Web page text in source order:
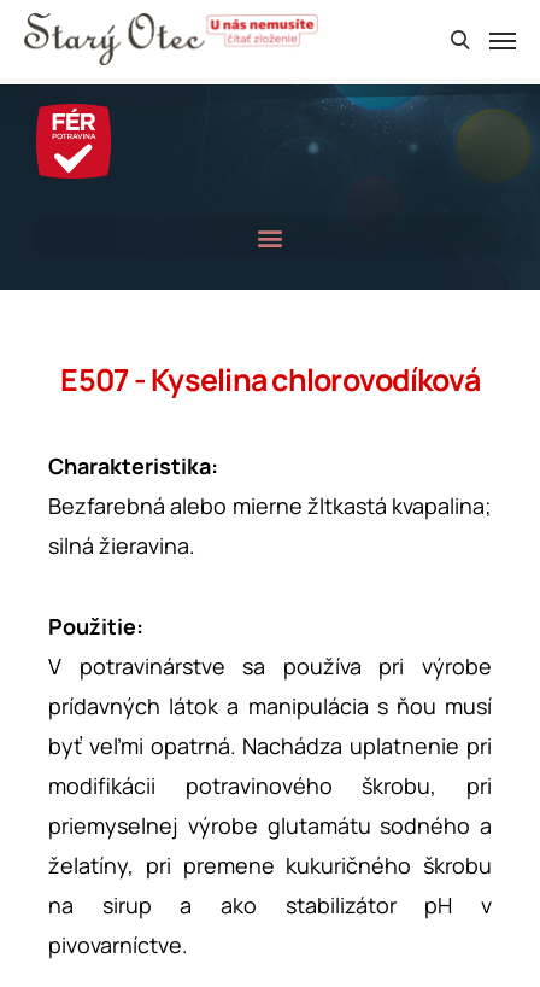
E507 - Kyselina chlorovodíková
Charakteristika:
Bezfarebná alebo mierne žltkastá kvapalina;
silná žieravina.
Použitie:
V potravinárstve sa používa pri výrobe
prídavných látok a manipulácia s ňou musí
byť veľmi opatrná. Nachádza uplatnenie pri
modifikácii potravinového škrobu, pri
priemyselnej výrobe glutamátu sodného a
želatíny, pri premene kukuričného škrobu
na sirup a ako stabilizátor pH v
pivovarníctve.